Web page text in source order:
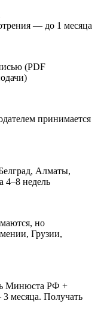
— до 1 месяца
(PDF
принимается
Алматы,
4–8 недель
но
Грузии,
Минюста РФ +
месяца. Получать